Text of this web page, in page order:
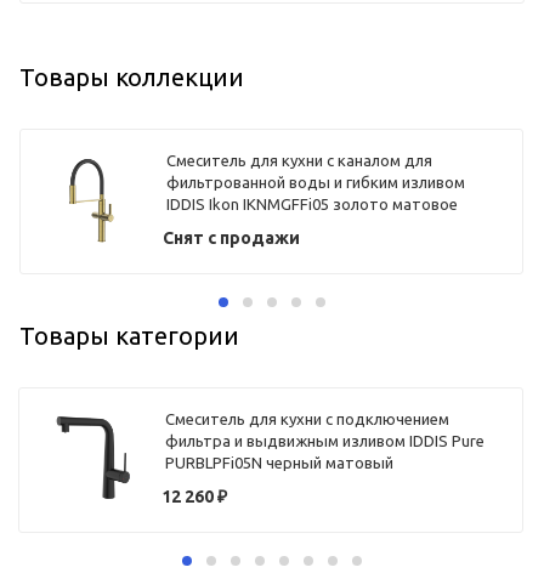
Товары коллекции
Смеситель для кухни с каналом для
фильтрованной воды и гибким изливом
IDDIS Ikon IKNMGFFi05 золото матовое
Снят с продажи
Товары категории
Смеситель для кухни с подключением
фильтра и выдвижным изливом IDDIS Pure
PURBLPFi05N черный матовый
12 260₽